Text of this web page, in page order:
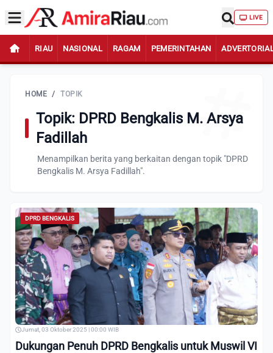
LIVE
RIAU NASIONAL RAGAM PEMERINTAHAN
HOME / TOPIK
Topik: DPRD Bengkalis M. Arsya
Fadillah
Menampilkan berita yang berkaitan dengan topik "DPRD
Bengkalis M. Arsya Fadillah".
DPRD BENGKALIS
Jumat, 03 Oktober 2025 | 00:00 WIB
Dukungan Penuh DPRD Bengkalis untuk Muswil VI